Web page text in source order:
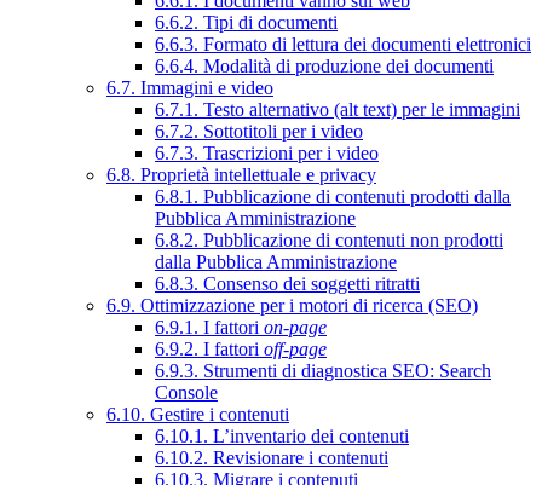
6.6.2. Tipi di documenti
6.6.3. Formato di lettura dei documenti elettronici
6.6.4. Modalità di produzione dei documenti
6.7. Immagini e video
6.7.1. Testo alternativo (alt text) per le immagini
6.7.2. Sottotitoli per i video
6.7.3. Trascrizioni per i video
6.8. Proprietà intellettuale e privacy
6.8.1. Pubblicazione di contenuti prodotti dalla
Pubblica Amministrazione
6.8.2. Pubblicazione di contenuti non prodotti
dalla Pubblica Amministrazione
6.8.3. Consenso dei soggetti ritratti
6.9. Ottimizzazione per i motori di ricerca (SEO)
6.9.1. I fattori on-page
6.9.2. I fattori off-page
6.9.3. Strumenti di diagnostica SEO: Search
Console
6.10. Gestire i contenuti
6.10.1. L’inventario dei contenuti
6.10.2. Revisionare i contenuti
6.10.3. Migrare i contenuti